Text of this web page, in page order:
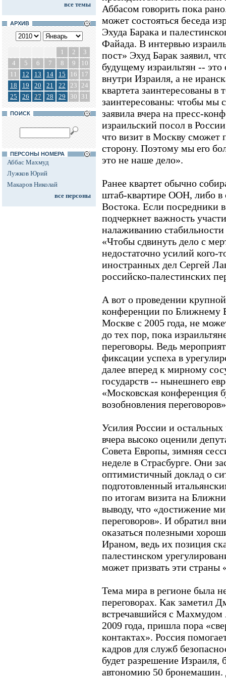
все темы
АРХИВ
1 2
3
4
5 6 7 8 9
10
11
12 13 14 15 16
17
18
19 20 21 22 23 24
25
26 27 28 29 30 31
ПОИСК
ПЕРСОНЫ НОМЕРА
Аббас Махмуд
Лужков Юрий
Макаров Николай
все персоны
Аббасом говорить пока
может состояться беседа
Эхуда Барака и
Файада. В интервью
пост» Эхуд Барак заявил,
будущему израильтян -- это
внутри Израиля, а не
квартета заинтересованы
заинтересованы: чтобы мы
заявила вчера на пресс-
израильский посол в
что визит в Москву сможет
сторону. Поэтому мы его
это не наше дело».
Ранее квартет обычно
штаб-квартире ООН, либо в
Востока. Если посредники
подчеркнет важность
налаживанию
«Чтобы сдвинуть дело с
недостаточно усилий кого-
иностранных дел Сергей
российско-палестинских
А вот о проведении
конференции по Ближнему
Москве с 2005 года, не
до тех пор, пока
переговоры. Ведь
фиксации успеха в
далее вперед к мирному
государств -- нынешнего
«Московская конференция
возобновления
Усилия России и остальных
вчера высоко оценили
Совета Европы, зимняя
неделе в Страсбурге. Они
оптимистичный доклад о
подготовленный
по итогам визита на
выводу, что «достижение
переговоров». И обратил
оказаться полезными
Ираном, ведь их позиция
палестинском
может призвать эти
Тема мира в регионе была
переговорах. Как заметил
встречавшийся с
2009 года, пришла пора
контактах». Россия
кадров для служб
будет разрешение Израиля,
автономию 50 бронемашин.